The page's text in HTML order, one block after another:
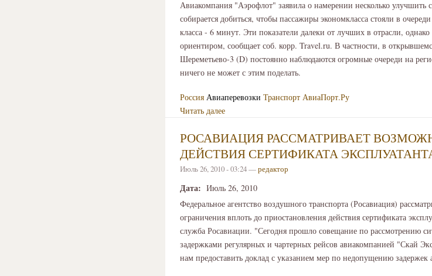
Авиакомпания "Аэрофлот" заявила о намерении несколько улучшить
собирается добиться, чтобы пассажиры экономкласса стояли в
класса - 6 минут. Эти показатели далеки от лучших в отрасли,
ориентиром, сообщает соб. корр. Travel.ru. В частности, в
Шереметьево-3 (D) постоянно наблюдаются огромные очереди на
ничего не может с этим поделать.
Россия Авиаперевозки Транспорт АвиаПорт.Ру
Читать далее
РОСАВИАЦИЯ РАССМАТРИВАЕТ
ДЕЙСТВИЯ СЕРТИФИКАТА ЭКСПЛУАТАНТА
Июль 26, 2010 - 03:24 —редактор
Дата: Июль 26, 2010
Федеральное агентство воздушного транспорта (Росавиация)
ограничения вплоть до приостановления действия сертификата
служба Росавиации. "Сегодня прошло совещание по рассмотрению
задержками регулярных и чартерных рейсов авиакомпанией "Скай
нам предоставить доклад с указанием мер по недопущению задержек